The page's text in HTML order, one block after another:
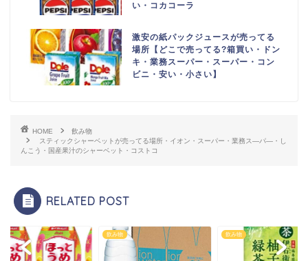
い・コカコーラ
激安の紙パックジュースが売ってる
場所【どこで売ってる?箱買い・ドン
キ・業務スーパー・スーパー・コン
ビニ・安い・小さい】
HOME
飲み物
スティックシャーベットが売ってる場所・イオン・スーパー・業務ス―パ―・し
んこう・国産果汁のシャーベット・コストコ
RELATED POST
飲み物 飲み物